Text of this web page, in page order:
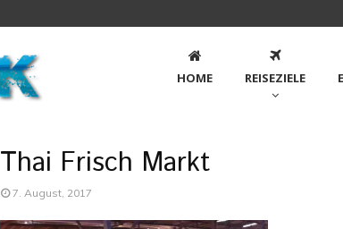
HOME REISEZIELE
Thai Frisch Markt
7. August, 2017